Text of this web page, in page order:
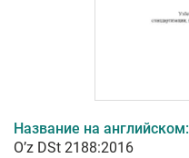
Название на английском:
O’z DSt 2188:2016